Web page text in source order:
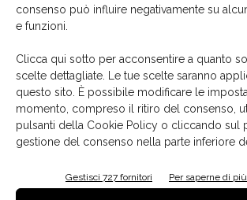
consenso può influire negativamente su
e funzioni.
Clicca qui sotto per acconsentire a quanto
scelte dettagliate. Le tue scelte saranno
questo sito. È possibile modificare le
momento, compreso il ritiro del consenso,
pulsanti della Cookie Policy o cliccando sul
gestione del consenso nella parte inferiore
Gestisci 727 fornitori Per saperne di
Il libro del mese